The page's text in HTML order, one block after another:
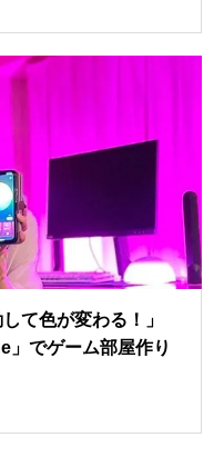
て色が変わる！」
」でゲーム部屋作り